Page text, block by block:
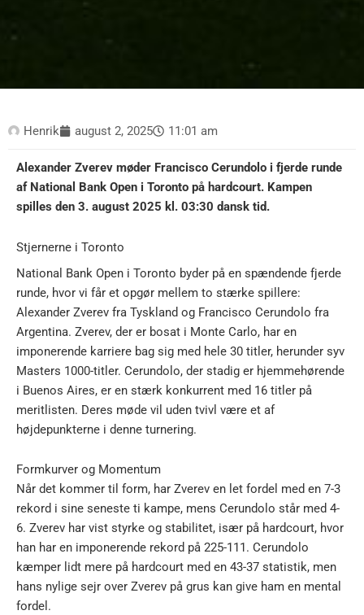
Henrik august 2, 2025 11:01 am
Alexander Zverev møder Francisco Cerundolo i fjerde runde
af National Bank Open i Toronto på hardcourt. Kampen
spilles den 3. august 2025 kl. 03:30 dansk tid.
Stjernerne i Toronto
National Bank Open i Toronto byder på en spændende fjerde
runde, hvor vi får et opgør mellem to stærke spillere:
Alexander Zverev fra Tyskland og Francisco Cerundolo fra
Argentina. Zverev, der er bosat i Monte Carlo, har en
imponerende karriere bag sig med hele 30 titler, herunder syv
Masters 1000-titler. Cerundolo, der stadig er hjemmehørende
i Buenos Aires, er en stærk konkurrent med 16 titler på
meritlisten. Deres møde vil uden tvivl være et af
højdepunkterne i denne turnering.
Formkurver og Momentum
Når det kommer til form, har Zverev en let fordel med en 7-3
rekord i sine seneste ti kampe, mens Cerundolo står med 4-
6. Zverev har vist styrke og stabilitet, især på hardcourt, hvor
han har en imponerende rekord på 225-111. Cerundolo
kæmper lidt mere på hardcourt med en 43-37 statistik, men
hans nylige sejr over Zverev på grus kan give ham en mental
fordel.